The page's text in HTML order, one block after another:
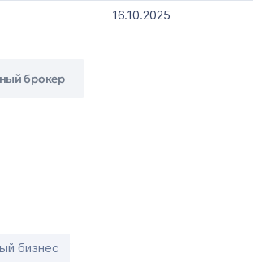
16.10.2025
брокер
бизнес